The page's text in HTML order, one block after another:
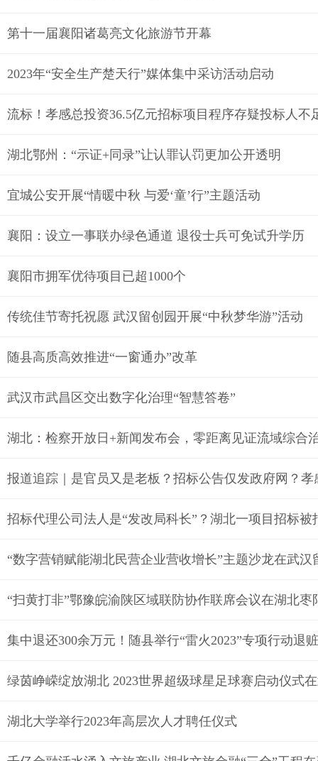
第十一届襄阳诸葛亮文化旅游节开幕
2023年“安全生产楚天行”媒体集中采访活动启动
流标！孝感总投资36.5亿元招标项目程序存疑投标人不
湖北鄂州：“示证+同录”让认罪认罚更加公开透明
宜城公安开展“情暖中秋 与爱‘童’行”主题活动
襄阳：设立一事联办绿色通道 退役士兵可免试升学历
襄阳市拥军优待项目已超1000个
传统佳节寄托祝愿 武汉留创园开展“中秋梦华游”活动
随县高质高效推进“一窗通办”改革
武汉市武昌区交出数字化治理“智慧答卷”
湖北：检察开放日+新闻发布会，零距离见证流域综合
报道追踪｜是官员又是老板？招标公告仅发政府网？
招标代理公司法人是“发改局科长”？湖北一项目招标被
“数字营销赋能湖北民营企业营收增长”主题沙龙在武汉
“扫黄打非”鄂豫皖渝陕区域联防协作联席会议在湖北枣
集中退还300余万元！随县举行“雷火2023”专项行动退
绿茵峥嵘绽放湖北 2023世界超级球星足球赛启动仪式
湖北大学举行2023年高层次人才聘任仪式